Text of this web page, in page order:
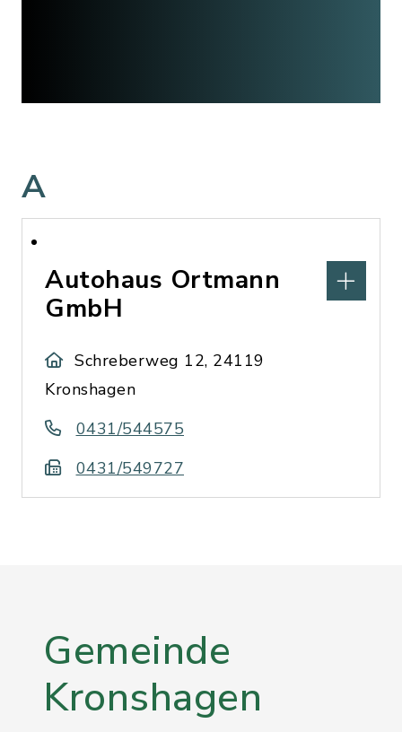
A
Autohaus Ortmann
GmbH
Schreberweg 12, 24119
Kronshagen
0431/544575
0431/549727
Gemeinde
Kronshagen